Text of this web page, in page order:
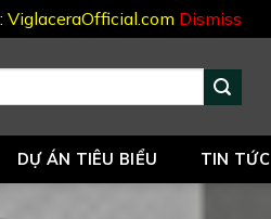
ViglaceraOfficial.com Dismiss
DỰ ÁN TIÊU BIỂU TIN TỨC